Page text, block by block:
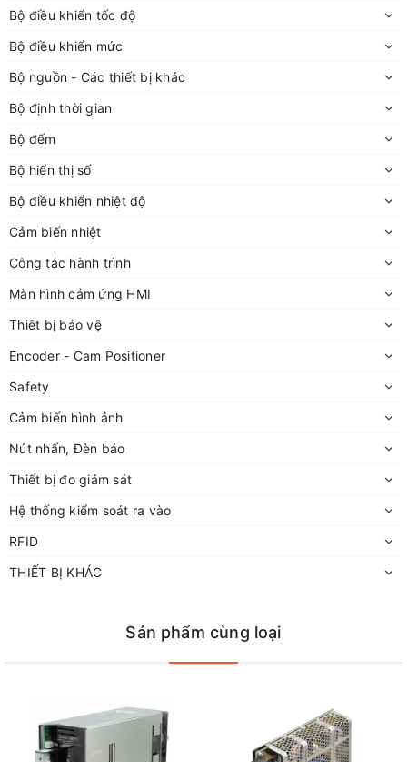
Bộ điều khiển tốc độ
Bộ điều khiển mức
Bộ nguồn - Các thiết bị khác
Bộ định thời gian
Bộ đếm
Bộ hiển thị số
Bộ điều khiển nhiệt độ
Cảm biến nhiệt
Công tắc hành trình
Màn hình cảm ứng HMI
Thiêt bị bảo vệ
Encoder - Cam Positioner
Safety
Cảm biến hình ảnh
Nút nhấn, Đèn báo
Thiết bị đo giám sát
Hệ thống kiểm soát ra vào
RFID
THIẾT BỊ KHÁC
Sản phẩm cùng loại